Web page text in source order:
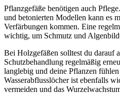
Pflanzgefäße benötigen auch
und betonierten Modellen kann es
Verfärbungen kommen. Eine
wichtig, um Schmutz und
Bei Holzgefäßen solltest du darauf
Schutzbehandlung regelmäßig
langlebig und deine Pflanzen
Wasserabflusslöcher ist ebenfalls
vermeiden und das